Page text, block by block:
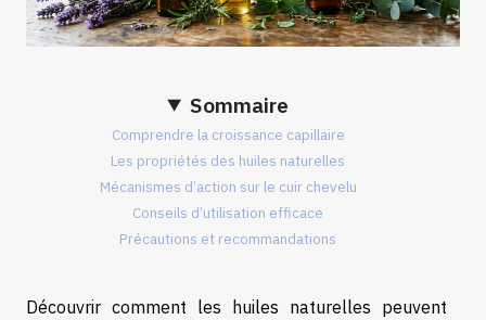
Sommaire
Comprendre la croissance capillaire
Les propriétés des huiles naturelles
Mécanismes d’action sur le cuir chevelu
Conseils d’utilisation efficace
Précautions et recommandations
Découvrir comment les huiles naturelles peuvent